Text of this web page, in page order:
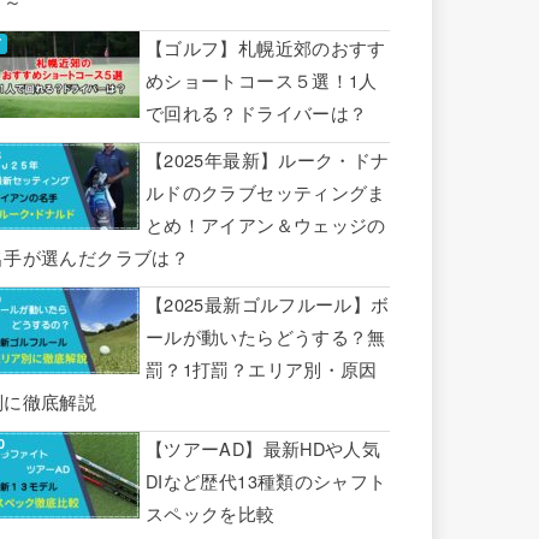
【ゴルフ】札幌近郊のおすす
めショートコース５選！1人
で回れる？ドライバーは？
【2025年最新】ルーク・ドナ
ルドのクラブセッティングま
とめ！アイアン＆ウェッジの
が選んだクラブは？
【2025最新ゴルフルール】ボ
ールが動いたらどうする？無
罰？1打罰？エリア別・原因
徹底解説
【ツアーAD】最新HDや人気
DIなど歴代13種類のシャフト
スペックを比較